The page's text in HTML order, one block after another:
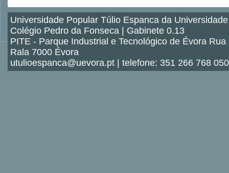
Universidade Popular Túlio Espanca da
Colégio Pedro da Fonseca | Gabinete 0.13
PITE - Parque Industrial e Tecnológico de Évora Rua
Rala 7000 Évora
utulioespanca@uevora.pt | telefone: 351 266 768 050